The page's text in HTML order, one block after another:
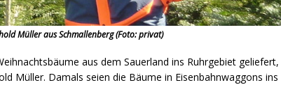
Müller aus Schmallenberg (Foto: privat)
aus dem Sauerland ins Ruhrgebiet
Müller. Damals seien die Bäume in Eisenbahnwaggons ins